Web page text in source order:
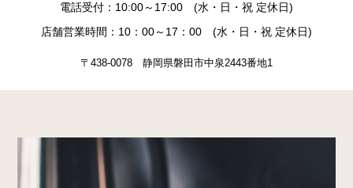
電話受付：10:00～17:00 (水・日・祝 定休日)
店舗営業時間：10：00～17：00 (水・日・祝 定休日)
〒438-0078 静岡県磐田市中泉2443番地1